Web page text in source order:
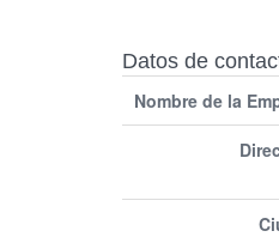
Datos de
Nombre de la